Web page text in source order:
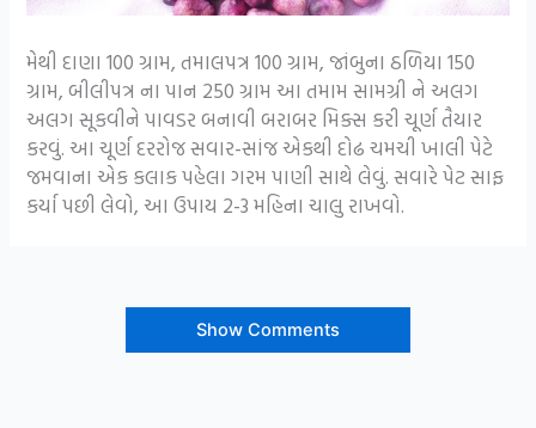
મેથી દાણા 100 ગ્રામ, તમાલપત્ર 100 ગ્રામ, જાંબુના ઠળિયા 150
ગ્રામ, બીલીપત્ર ના પાન 250 ગ્રામ આ તમામ સામગ્રી ને અલગ
અલગ સૂકવીને પાવડર બનાવી બરાબર મિક્સ કરી ચૂર્ણ તૈયાર
કરવું. આ ચૂર્ણ દરરોજ સવાર-સાંજ એકથી દોઢ ચમચી ખાલી પેટે
જમવાના એક કલાક પહેલા ગરમ પાણી સાથે લેવું. સવારે પેટ સાફ
કર્યા પછી લેવો, આ ઉપાય 2-3 મહિના ચાલુ રાખવો.
Show Comments